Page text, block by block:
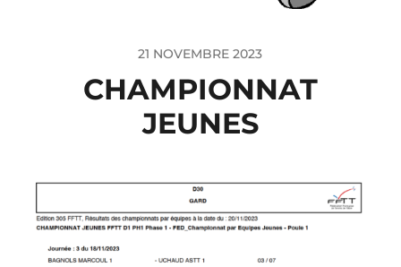
21 NOVEMBRE 2023
CHAMPIONNAT
JEUNES